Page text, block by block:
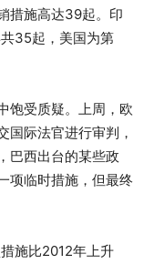
措施高达39起。印
35起，美国为第
饱受质疑。上周，欧
国际法官进行审判，
巴西出台的某些政
项临时措施，但最终
施比2012年上升